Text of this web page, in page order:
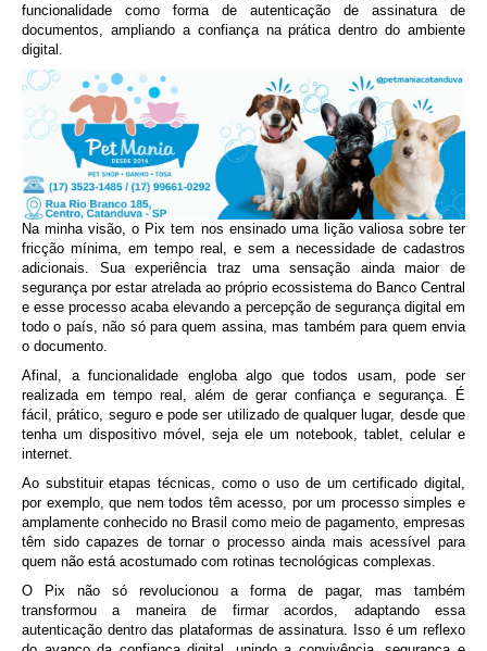
funcionalidade como forma de autenticação de assinatura de
documentos, ampliando a confiança na prática dentro do ambiente
digital.
Na minha visão, o Pix tem nos ensinado uma lição valiosa sobre ter
fricção mínima, em tempo real, e sem a necessidade de cadastros
adicionais. Sua experiência traz uma sensação ainda maior de
segurança por estar atrelada ao próprio ecossistema do Banco Central
e esse processo acaba elevando a percepção de segurança digital em
todo o país, não só para quem assina, mas também para quem envia
o documento.
Afinal, a funcionalidade engloba algo que todos usam, pode ser
realizada em tempo real, além de gerar confiança e segurança. É
fácil, prático, seguro e pode ser utilizado de qualquer lugar, desde que
tenha um dispositivo móvel, seja ele um notebook, tablet, celular e
internet.
Ao substituir etapas técnicas, como o uso de um certificado digital,
por exemplo, que nem todos têm acesso, por um processo simples e
amplamente conhecido no Brasil como meio de pagamento, empresas
têm sido capazes de tornar o processo ainda mais acessível para
quem não está acostumado com rotinas tecnológicas complexas.
O Pix não só revolucionou a forma de pagar, mas também
transformou a maneira de firmar acordos, adaptando essa
autenticação dentro das plataformas de assinatura. Isso é um reflexo